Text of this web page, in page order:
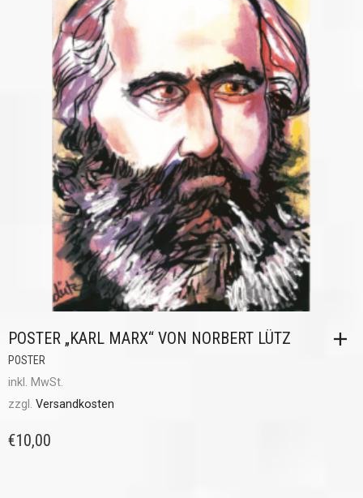
POSTER „KARL MARX“ VON NORBERT LÜTZ
POSTER
inkl. MwSt.
zzgl. Versandkosten
€10,00